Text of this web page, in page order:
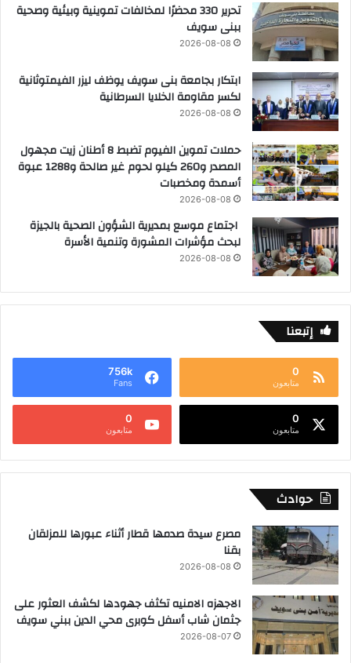
تحرير 330 محضرًا لمخالفات تموينية وبيئية وصحية
ببنى سويف
2026-08-08
ابتكار بجامعة بنى سويف يوظف ليزر الفيمتوثانية
لكسر مقاومة الخلايا السرطانية
2026-08-08
حملات تموين الفيوم تضبط 8 أطنان زيت مجهول
المصدر و260 كيلو لحوم غير صالحة و1288 عبوة
أسمدة ومخصبات
2026-08-08
اجتماع موسع بمديرية الشؤون الصحية بالجيزة
لبحث مؤشرات المشورة وتنمية الأسرة
2026-08-08
إتبعنا
0
متابعون
756k
Fans
0
متابعون
0
متابعون
حوادث
مصرع سيدة صدمها قطار أثناء عبورها للمزلقان
بقنا
2026-08-08
الاجهزه الامنيه تكثف جهودها لكشف العثور على
جثمان شاب أسفل كوبرى محي الدين ببني سويف
2026-08-07